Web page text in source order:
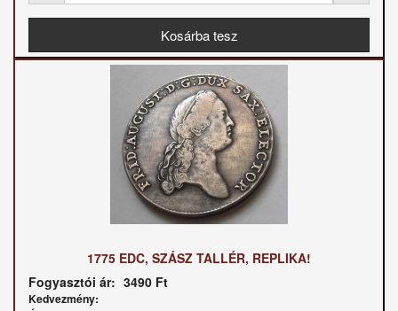
1775 EDC, SZÁSZ TALLÉR, REPLIKA!
Fogyasztói ár: 3490 Ft
Kedvezmény: